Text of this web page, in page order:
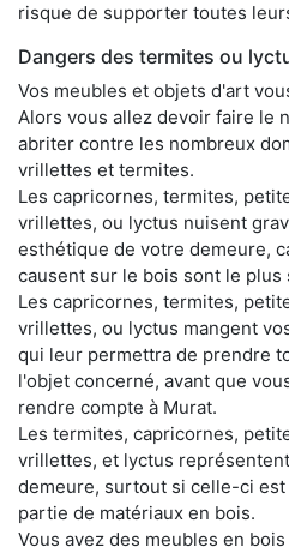
risque de supporter toutes
Dangers des termites ou
Vos meubles et objets d'art
Alors vous allez devoir faire le
abriter contre les nombreux
vrillettes et termites.
Les capricornes, termites,
vrillettes, ou lyctus nuisent
esthétique de votre demeure,
causent sur le bois sont le
Les capricornes, termites,
vrillettes, ou lyctus mangent
qui leur permettra de prendre
l'objet concerné, avant que
rendre compte à Murat.
Les termites, capricornes,
vrillettes, et lyctus
demeure, surtout si celle-ci
partie de matériaux en bois.
Vous avez des meubles en